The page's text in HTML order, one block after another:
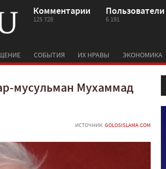
Комментарии
125 728
Пользователи
6 191
СОБЫТИЯ ИХ НРАВЫ ЭКОНОМИКА
мусульман Мухаммад
ИСТОЧНИК: GOLOSISLAMA.COM